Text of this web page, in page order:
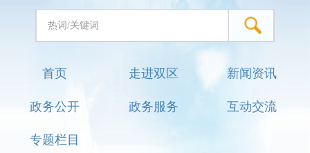
首页 走进双区 新闻资讯
政务公开 政务服务 互动交流
专题栏目